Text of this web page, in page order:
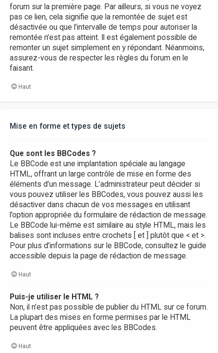
forum sur la première page. Par ailleurs, si vous ne voyez
pas ce lien, cela signifie que la remontée de sujet est
désactivée ou que l’intervalle de temps pour autoriser la
remontée n’est pas atteint. Il est également possible de
remonter un sujet simplement en y répondant. Néanmoins,
assurez-vous de respecter les règles du forum en le
faisant.
Haut
Mise en forme et types de sujets
Que sont les BBCodes ?
Le BBCode est une implantation spéciale au langage
HTML, offrant un large contrôle de mise en forme des
éléments d’un message. L’administrateur peut décider si
vous pouvez utiliser les BBCodes, vous pouvez aussi les
désactiver dans chacun de vos messages en utilisant
l’option appropriée du formulaire de rédaction de message.
Le BBCode lui-même est similaire au style HTML, mais les
balises sont incluses entre crochets [ et ] plutôt que < et >.
Pour plus d’informations sur le BBCode, consultez le guide
accessible depuis la page de rédaction de message.
Haut
Puis-je utiliser le HTML ?
Non, il n’est pas possible de publier du HTML sur ce forum.
La plupart des mises en forme permises par le HTML
peuvent être appliquées avec les BBCodes.
Haut